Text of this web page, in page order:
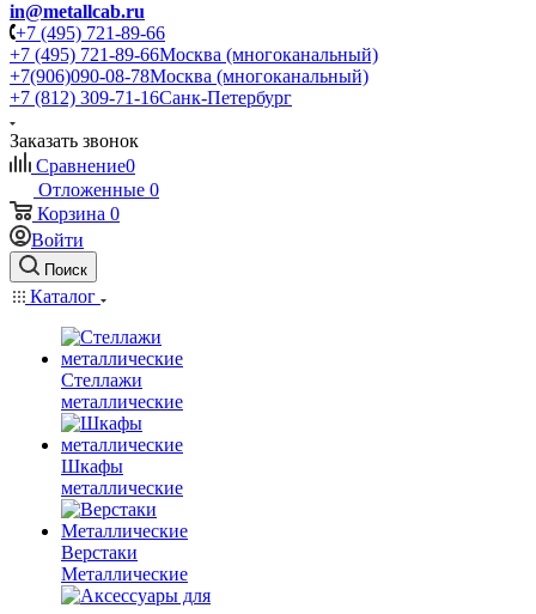
in@metallcab.ru
+7 (495) 721-89-66
+7 (495) 721-89-66Москва (многоканальный)
+7(906)090-08-78Москва (многоканальный)
+7 (812) 309-71-16Санк-Петербург
Заказать звонок
Сравнение0
Отложенные 0
Корзина 0
Войти
Поиск
Каталог
Стеллажи
металлические
Шкафы
металлические
Верстаки
Металлические